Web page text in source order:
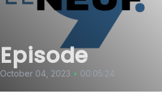
Episode
October 04, 2023 • 00:05:24